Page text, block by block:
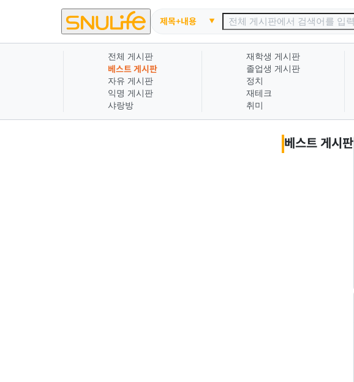
제목+내용
전체 게시판
베스트 게시판
자유 게시판
익명 게시판
샤랑방
재학생 게시판
졸업생 게시판
정치
재테크
취미
베스트 게시판